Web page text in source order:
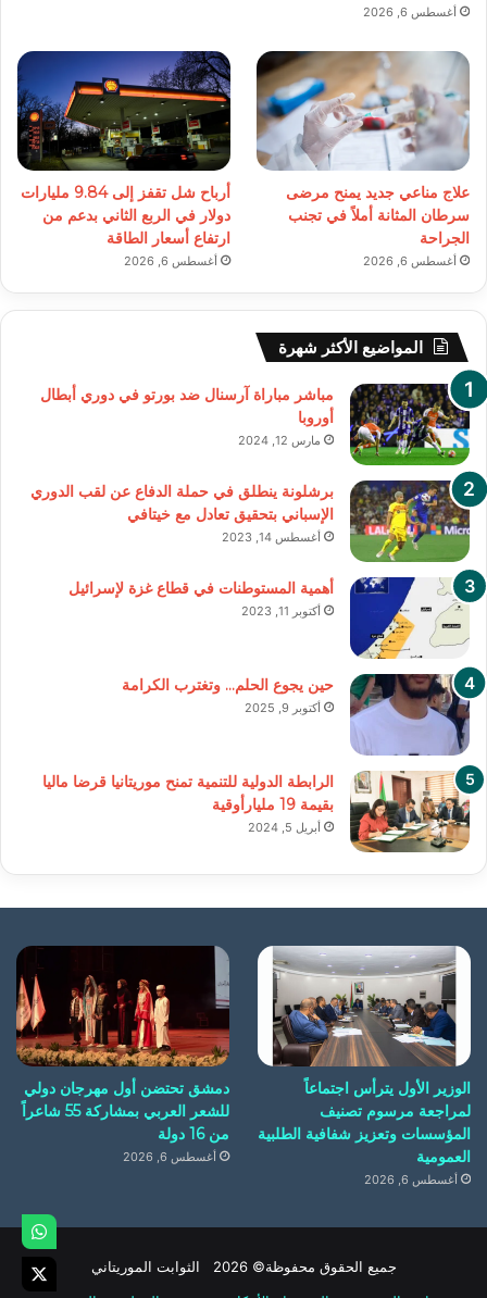
أغسطس 6, 2026
علاج مناعي جديد يمنح مرضى
سرطان المثانة أملاً في تجنب
الجراحة
أغسطس 6, 2026
أرباح شل تقفز إلى 9.84 مليارات
دولار في الربع الثاني بدعم من
ارتفاع أسعار الطاقة
أغسطس 6, 2026
المواضيع الأكثر شهرة
مباشر مباراة آرسنال ضد بورتو في دوري أبطال
أوروبا
مارس 12, 2024
برشلونة ينطلق في حملة الدفاع عن لقب الدوري
الإسباني بتحقيق تعادل مع خيتافي
أغسطس 14, 2023
أهمية المستوطنات في قطاع غزة لإسرائيل
أكتوبر 11, 2023
حين يجوع الحلم… وتغترب الكرامة
أكتوبر 9, 2025
الرابطة الدولية للتنمية تمنح موريتانيا قرضا ماليا
بقيمة 19 مليارأوقية
أبريل 5, 2024
الوزير الأول يترأس اجتماعاً
لمراجعة مرسوم تصنيف
المؤسسات وتعزيز شفافية الطلبية
العمومية
أغسطس 6, 2026
دمشق تحتضن أول مهرجان دولي
للشعر العربي بمشاركة 55 شاعراً
من 16 دولة
أغسطس 6, 2026
جميع الحقوق محفوظة© 2026 الثوابت الموريتاني